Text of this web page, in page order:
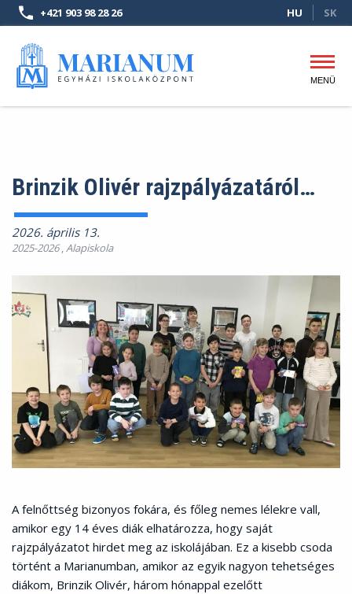
Ugrás
a
tartalomra
+421 903 98 28 26 HU SK
Fő
MENÜ
Brinzik Olivér rajzpályázatáról…
2026. április 13.
2025-2026,Alapiskola
A felnőttség bizonyos fokára, és főleg nemes lélekre vall,
amikor egy 14 éves diák elhatározza, hogy saját
rajzpályázatot hirdet meg az iskolájában. Ez a kisebb csoda
történt a Marianumban, amikor az egyik nagyon tehetséges
diákom, Brinzik Olivér, három hónappal ezelőtt